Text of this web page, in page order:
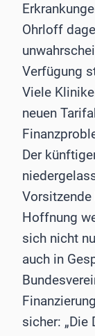
Ohrloff
Verfügung
Viele
neuen
Der
Hoffnung
sich nicht
auch in
sicher: